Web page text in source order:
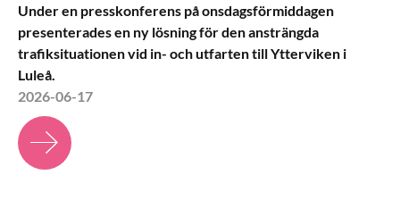
Under en presskonferens på onsdagsförmiddagen
presenterades en ny lösning för den ansträngda
trafiksituationen vid in- och utfarten till Ytterviken i
Luleå.
2026-06-17